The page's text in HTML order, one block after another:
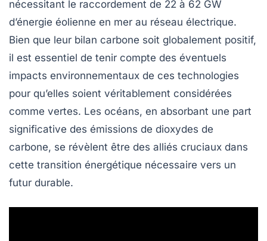
nécessitant le raccordement de 22 à 62 GW
d’énergie éolienne en mer au réseau électrique.
Bien que leur bilan carbone soit globalement positif,
il est essentiel de tenir compte des éventuels
impacts environnementaux de ces technologies
pour qu’elles soient véritablement considérées
comme vertes. Les océans, en absorbant une part
significative des émissions de dioxydes de
carbone, se révèlent être des alliés cruciaux dans
cette transition énergétique nécessaire vers un
futur durable.